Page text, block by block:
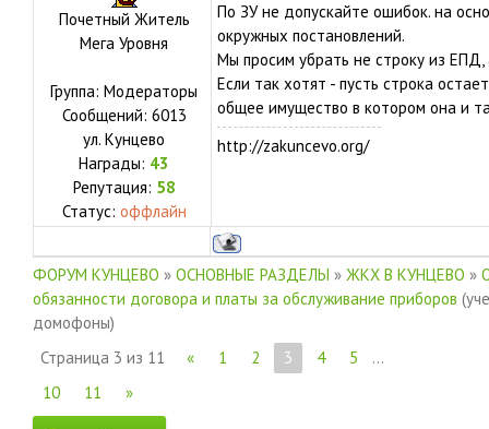
Почетный Житель
Мега Уровня
Группа: Модераторы
Сообщений: 6013
ул. Кунцево
Награды: 43
Репутация: 58
Статус: оффлайн
По ЗУ не допускайте ошибок. на
окружных постановлений.
Мы просим убрать не строку из
Если так хотят - пусть строка
общее имущество в котором она и
http://zakuncevo.org/
ФОРУМ КУНЦЕВО » ОСНОВНЫЕ РАЗДЕЛЫ » ЖКХ В КУНЦЕВО »
обязанности договора и платы за обслуживание приборов
домофоны)
Страница 3 из 11 « 1 2 3 4 5
…
10
11 »